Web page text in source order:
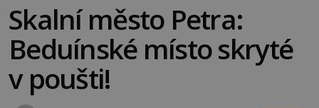
Skalní město Petra:
Beduínské místo skryté
v poušti!